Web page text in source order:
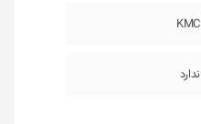
KMC
ندارد